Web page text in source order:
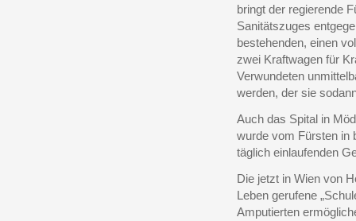
bringt der regierende
Sanitätszuges
bestehenden, einen
zwei Kraftwagen für
Verwundeten
werden, der sie
Auch das Spital in
wurde vom Fürsten in
täglich einlaufenden
Die jetzt in Wien von
Leben gerufene
Amputierten